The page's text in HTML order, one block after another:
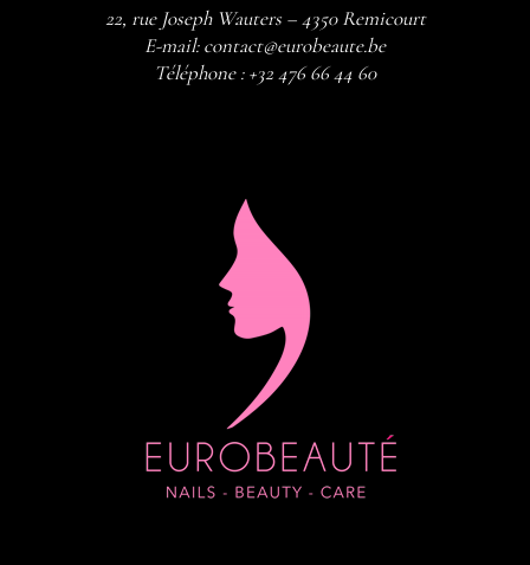
22, rue Joseph Wauters – 4350 Remicourt
E-mail:contact@eurobeaute.be
Téléphone :+32 476 66 44 60